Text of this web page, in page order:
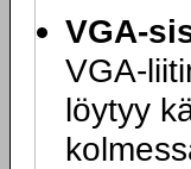
VGA-
VGA-
löytyy